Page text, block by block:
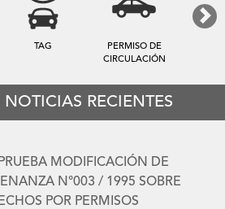
TAG
PERMISO DE
CIRCULACIÓN
Next
NOTICIAS RECIENTES
MODIFICACIÓN DE
N°003 / 1995 SOBRE
POR PERMISOS